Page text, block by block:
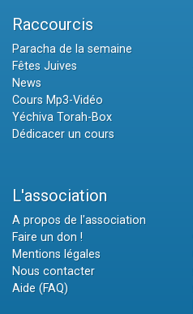
Raccourcis
Paracha de la semaine
Fêtes Juives
News
Cours Mp3-Vidéo
Yéchiva Torah-Box
Dédicacer un cours
L'association
A propos de l'association
Faire un don !
Mentions légales
Nous contacter
Aide (FAQ)